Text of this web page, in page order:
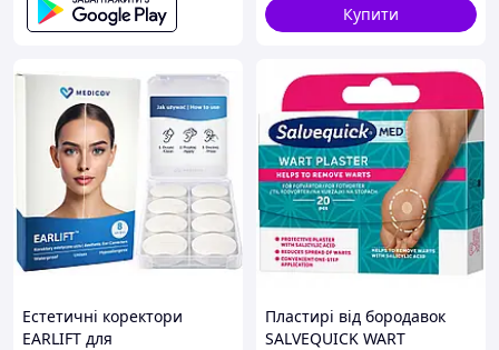
Купити
Естетичні коректори
EARLIFT для
Пластирі від бородавок
SALVEQUICK WART